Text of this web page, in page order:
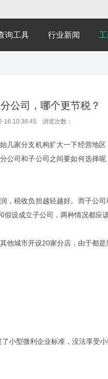
询工具 行业新闻
公司，哪个更节税？
16 10:36:45 浏览次数：
家分支机构扩大一下经营地区
公司和子公司之间要如何选择
税收负担越轻越好。而子公司
设成立子公司，两种情况都应
城市开设20家分店，由于都是
型微利企业标准，没法享受